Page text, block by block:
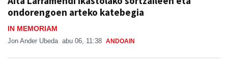
ondorengoen arteko katebegia
IN MEMORIAM
Jon Ander Ubeda abu 06, 11:38 ANDOAIN